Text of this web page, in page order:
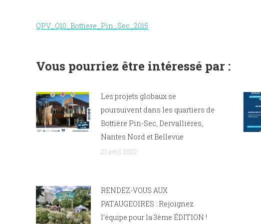
QPV_Q10_Bottiere_Pin_Sec_2015
Vous pourriez être intéressé par :
Les projets globaux se
poursuivent dans les quartiers de
Bottière Pin-Sec, Dervallières,
Nantes Nord et Bellevue
21 avril 2022
RENDEZ-VOUS AUX
PATAUGEOIRES : Rejoignez
l’équipe pour la 3ème ÉDITION !